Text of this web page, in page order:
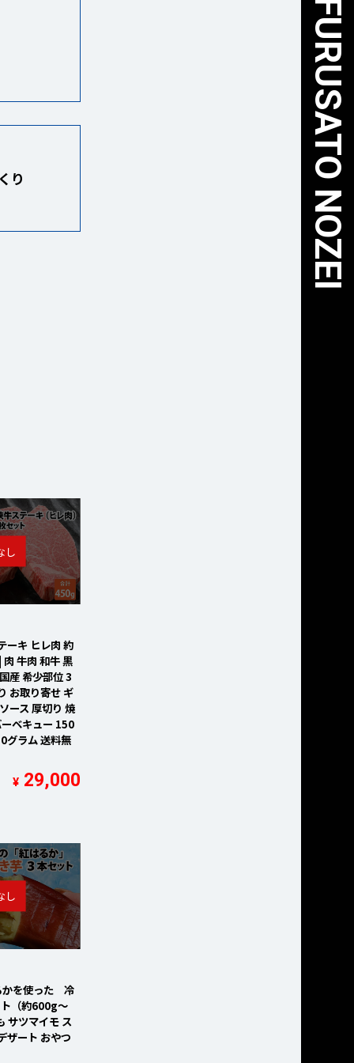
り
ーキ ヒレ肉 約
牛肉 和牛 黒
産 希少部位 3
お取り寄せ ギ
ース 厚切り 焼
ベキュー 150
ラム 送料無
¥29,000
かを使った 冷
（約600g～
サツマイモ ス
ザート おやつ